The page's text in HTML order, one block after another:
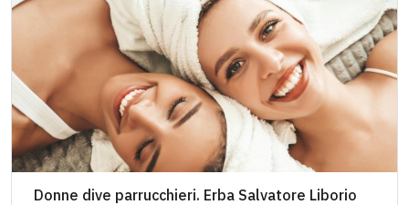
Donne dive parrucchieri. Erba Salvatore Liborio